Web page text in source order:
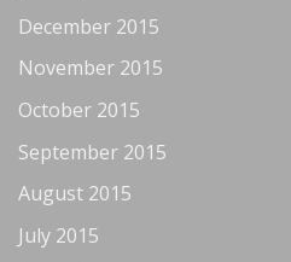
December 2015
November 2015
October 2015
September 2015
August 2015
July 2015